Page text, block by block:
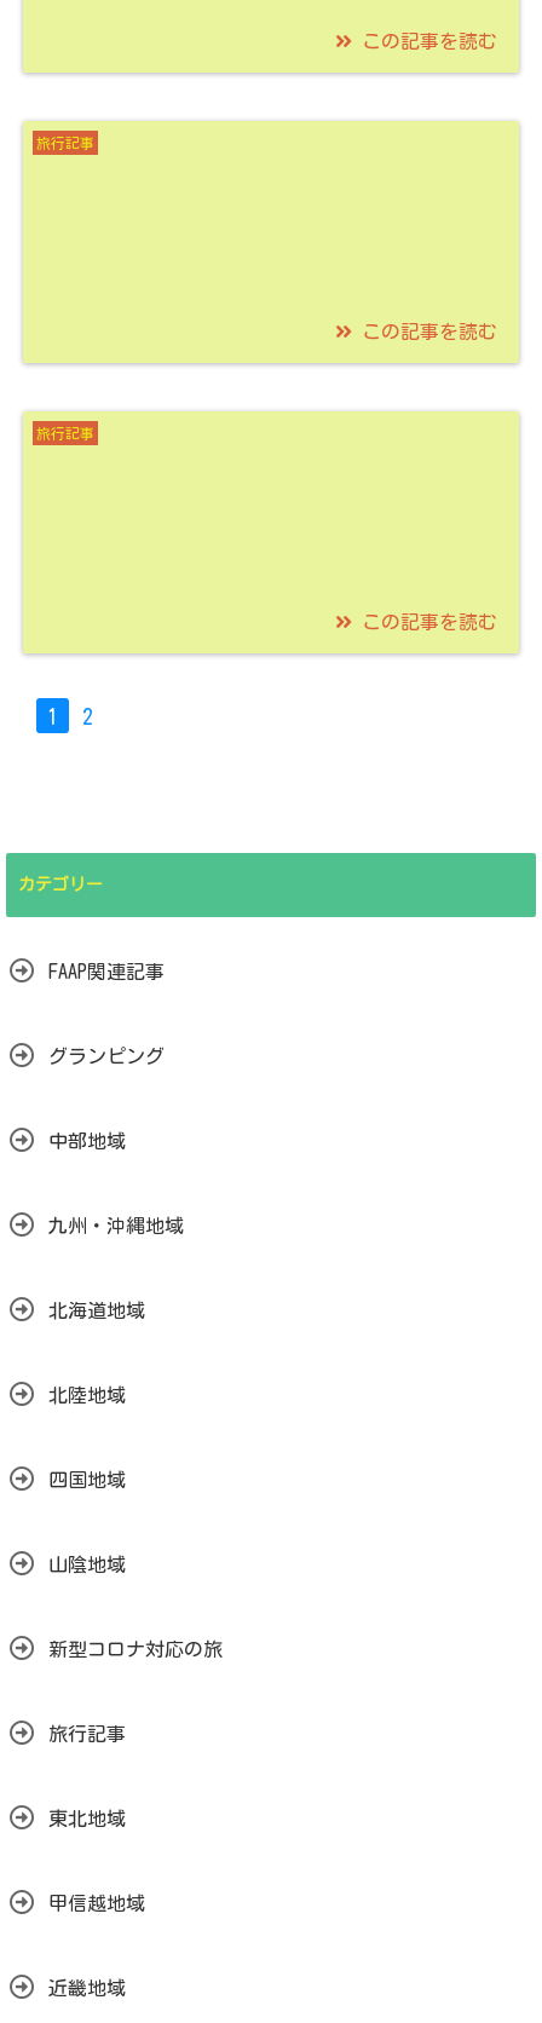
会津鉄道の鉄印の番組
紹介と運転体験企画を
この記事を読む
旅行記事
京都丹後鉄道で鉄印
旅！水戸岡氏デザイン
この記事を読む
旅行記事
智頭急行は鉄印がゲッ
トできる！イベント列
この記事を読む
1 2
カテゴリー
FAAP関連記事
グランピング
中部地域
九州・沖縄地域
北海道地域
北陸地域
四国地域
山陰地域
新型コロナ対応の旅
旅行記事
東北地域
甲信越地域
近畿地域